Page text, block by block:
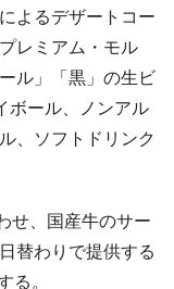
よるデザートコー
レミアム・モル
ル」「黒」の生ビ
ボール、ノンアル
、ソフトドリンク
せ、国産牛のサー
替わりで提供する
る。